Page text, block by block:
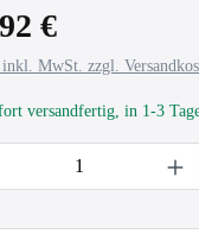
€
inkl. MwSt. zzgl.
versandfertig, in 1-3
Anzahl: